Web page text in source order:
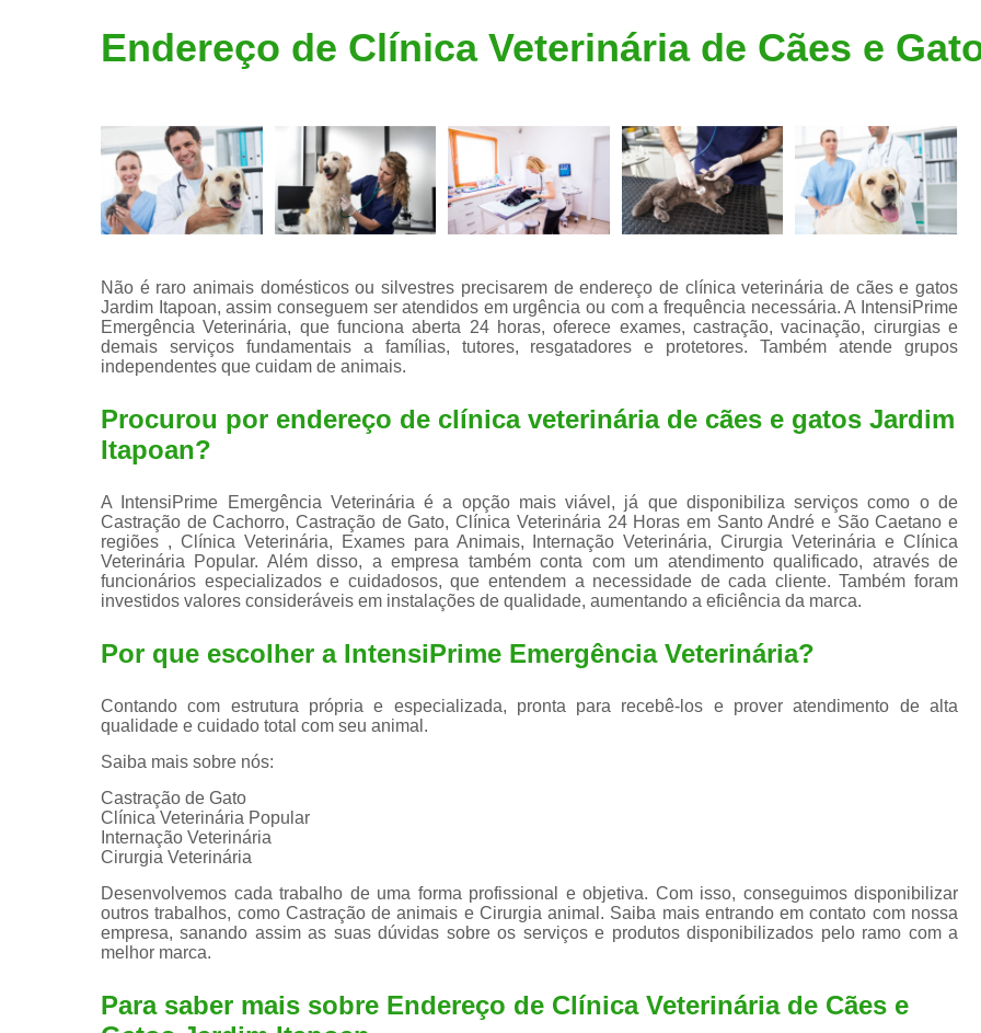
tártaro
Clínica Veterinária Santo André
Consulta de
Consulta Médica
Consulta Médica Veterinária para
Consulta para
Consulta para Animais Silvestres São
Consulta para Silvestres
Consulta Veterinária para Silvestres
Exame de Laboratório para Animais
Exame de Ultrassom para
Exame para Animais Santo André
Exame para Cachorro
Internação para Animais de Estimação
Internação para Cães e
Endereço de Clínica Veterinária de Cães e
Não é raro animais domésticos ou silvestres precisarem de endereço de clínica veterinária de cães e gatos
Jardim Itapoan, assim conseguem ser atendidos em urgência ou com a frequência necessária. A IntensiPrime
Emergência Veterinária, que funciona aberta 24 horas, oferece exames, castração, vacinação, cirurgias e
demais serviços fundamentais a famílias, tutores, resgatadores e protetores. Também atende grupos
independentes que cuidam de animais.
Procurou por endereço de clínica veterinária de cães e gatos Jardim
Itapoan?
A IntensiPrime Emergência Veterinária é a opção mais viável, já que disponibiliza serviços como o de
Castração de Cachorro, Castração de Gato, Clínica Veterinária 24 Horas em Santo André e São Caetano e
regiões , Clínica Veterinária, Exames para Animais, Internação Veterinária, Cirurgia Veterinária e Clínica
Veterinária Popular. Além disso, a empresa também conta com um atendimento qualificado, através de
funcionários especializados e cuidadosos, que entendem a necessidade de cada cliente. Também foram
investidos valores consideráveis em instalações de qualidade, aumentando a eficiência da marca.
Por que escolher a IntensiPrime Emergência Veterinária?
Contando com estrutura própria e especializada, pronta para recebê-los e prover atendimento de alta
qualidade e cuidado total com seu animal.
Saiba mais sobre nós:
Castração de Gato
Clínica Veterinária Popular
Internação Veterinária
Cirurgia Veterinária
Desenvolvemos cada trabalho de uma forma profissional e objetiva. Com isso, conseguimos disponibilizar
outros trabalhos, como Castração de animais e Cirurgia animal. Saiba mais entrando em contato com nossa
empresa, sanando assim as suas dúvidas sobre os serviços e produtos disponibilizados pelo ramo com a
melhor marca.
Para saber mais sobre Endereço de Clínica Veterinária de Cães e